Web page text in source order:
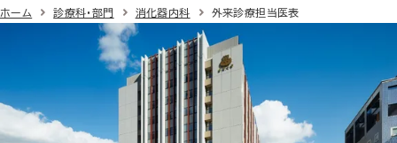
ホーム 診療科・部門 消化器内科 外来診療担当医表